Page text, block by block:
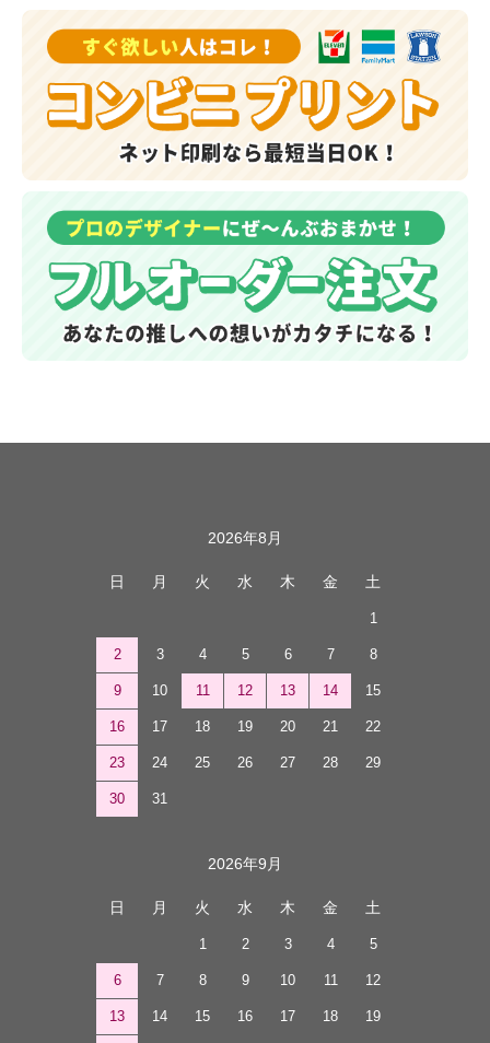
2026年8月
日 月 火 水 木 金 土
1
2 3 4 5 6 7 8
9 10 11 12 13 14 15
16 17 18 19 20 21 22
23 24 25 26 27 28 29
30 31
2026年9月
日 月 火 水 木 金 土
1 2 3 4 5
6 7 8 9 10 11 12
13 14 15 16 17 18 19